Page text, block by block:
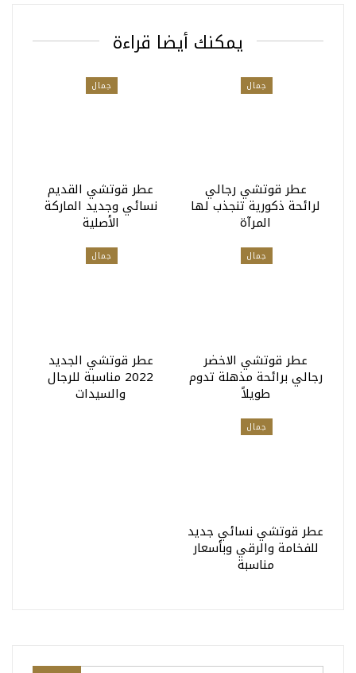
يمكنك أيضا قراءة
جمال
عطر قوتشي رجالي
لرائحة ذكورية تنجذب لها
المرآة
جمال
عطر قوتشي القديم
نسائي وجديد الماركة
الأصلية
جمال
عطر قوتشي الاخضر
رجالي برائحة مذهلة تدوم
طويلاً
جمال
عطر قوتشي الجديد
2022 مناسبة للرجال
والسيدات
جمال
عطر قوتشي نسائي جديد
للفخامة والرقي وبأسعار
مناسبة